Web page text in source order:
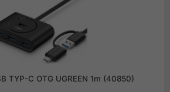
TYP-C OTG UGREEN 1m (40850)